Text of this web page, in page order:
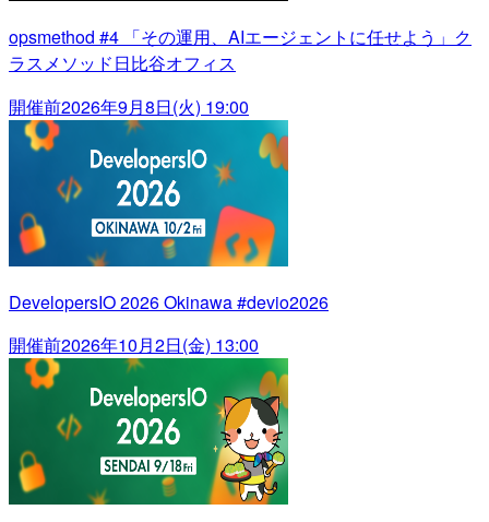
opsmethod #4 「その運用、AIエージェントに任せよう」ク
ラスメソッド日比谷オフィス
開催前2026年9月8日(火) 19:00
DevelopersIO 2026 Okinawa #devio2026
開催前2026年10月2日(金) 13:00